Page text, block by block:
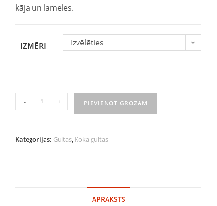
kāja un lameles.
IZMĒRI Izvēlēties
- + PIEVIENOT GROZAM
Kategorijas: Gultas, Koka gultas
APRAKSTS